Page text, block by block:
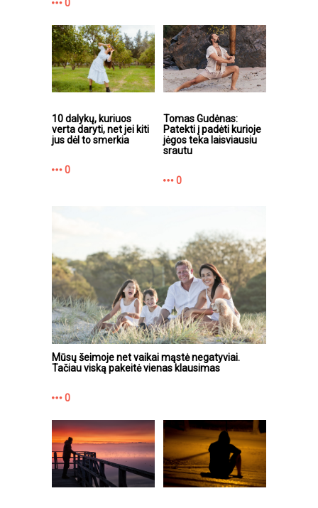
0
10 dalykų, kuriuos
verta daryti, net jei kiti
jus dėl to smerkia
0
Tomas Gudėnas:
Patekti į padėti kurioje
jėgos teka laisviausiu
srautu
0
Mūsų šeimoje net vaikai mąstė negatyviai.
Tačiau viską pakeitė vienas klausimas
0